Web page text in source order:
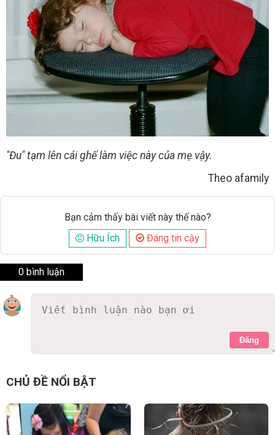
"Đu" tạm lên cái ghế làm việc này của mẹ vậy.
Theo afamily
Bạn cảm thấy bài viết này thế nào?
Hữu Ích
Đáng tin cậy
0 bình luận
Đăng
CHỦ ĐỀ NỔI BẬT